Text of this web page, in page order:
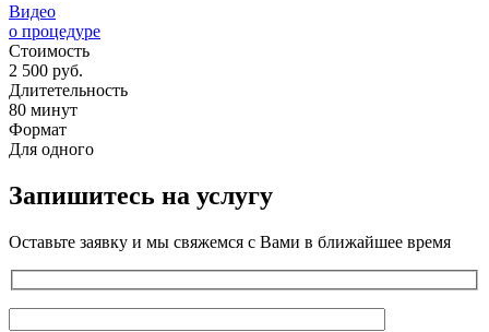
Видео
о процедуре
Стоимость
2 500 руб.
Длитетельность
80 минут
Формат
Для одного
Запишитесь на услугу
Оставьте заявку и мы свяжемся с Вами в ближайшее время